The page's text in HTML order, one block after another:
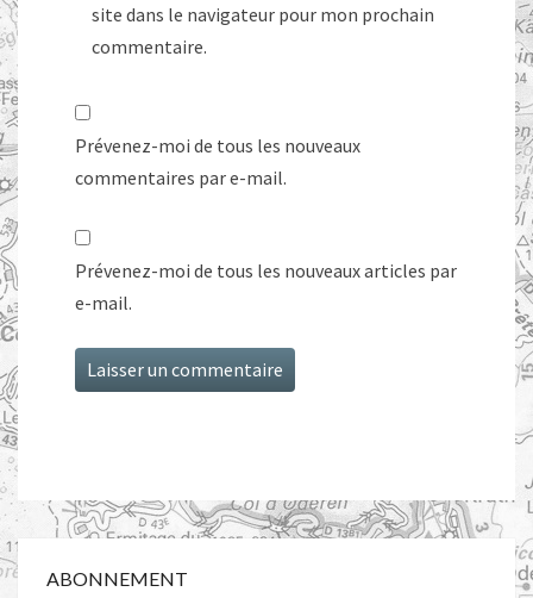
site dans le navigateur pour mon prochain
commentaire.
Prévenez-moi de tous les nouveaux
commentaires par e-mail.
Prévenez-moi de tous les nouveaux articles par
e-mail.
ABONNEMENT